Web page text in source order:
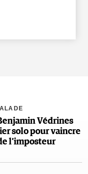
Védrines
solo pour vaincre
l’imposteur